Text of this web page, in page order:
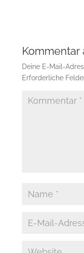
Kommentar
Deine E-Mail-
Erforderliche